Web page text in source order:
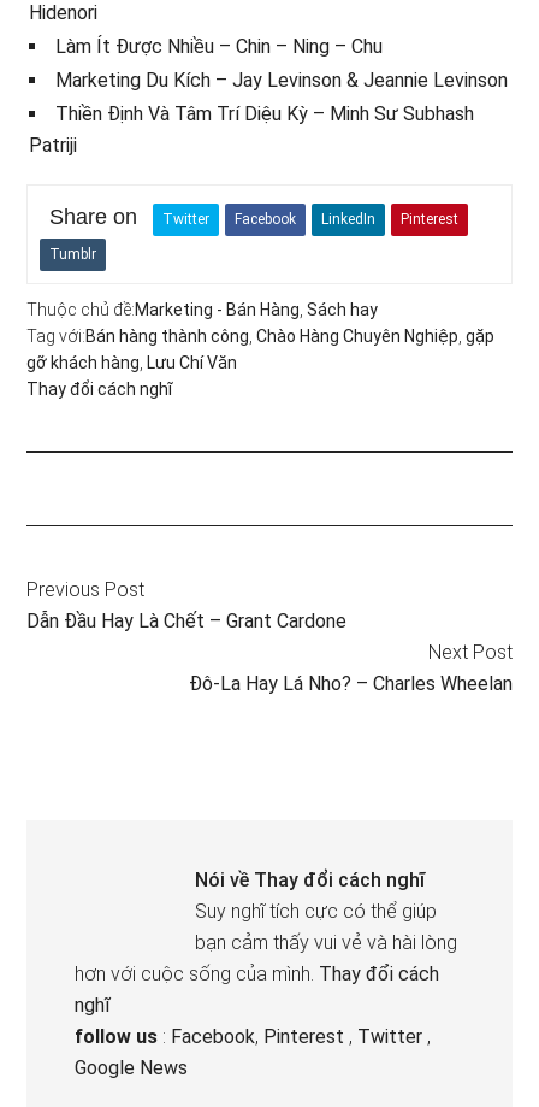
Hidenori
Làm Ít Được Nhiều – Chin – Ning – Chu
Marketing Du Kích – Jay Levinson & Jeannie Levinson
Thiền Định Và Tâm Trí Diệu Kỳ – Minh Sư Subhash
Patriji
Share on Twitter Facebook LinkedIn Pinterest
Tumblr
Thuộc chủ đề:Marketing - Bán Hàng ,Sách hay
Tag với:Bán hàng thành công ,Chào Hàng Chuyên Nghiệp ,gặp
gỡ khách hàng Lưu Chí Văn
Thay đổi cách nghĩ
Previous Post
Dẫn Đầu Hay Là Chết – Grant Cardone
Next Post
Đô-La Hay Lá Nho? – Charles Wheelan
Nói về Thay đổi cách nghĩ
Suy nghĩ tích cực có thể giúp
bạn cảm thấy vui vẻ và hài lòng
hơn với cuộc sống của mình. Thay đổi cách
nghĩ
follow us : Facebook, Pinterest , Twitter ,
Google News